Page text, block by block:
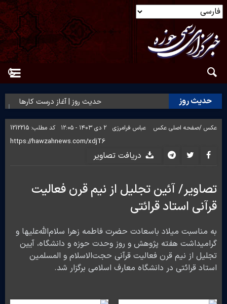
حدیث روز حدیث روز | آغاز درست کارها
عکس /صفحه اصلی عکس عباس فرامرزی ۲ دی ۱۴۰۳ - ۱۲:۰۵ کد مطلب: 1212215
دریافت تصاویر
تصاویر/ آئین تجلیل از نیم قرن فعالیت
قرآنی استاد قرائتی
به مناسبت میلاد باسعادت حضرت فاطمه زهرا سلام‌الله‌علیها و
گرامیداشت هفته پژوهش و روز وحدت حوزه و دانشگاه، آیین
تجلیل از نیم قرن فعالیت قرآنی حجت‌الاسلام‌ و المسلمین
استاد قرائتی در دانشگاه معارف اسلامی برگزار شد.